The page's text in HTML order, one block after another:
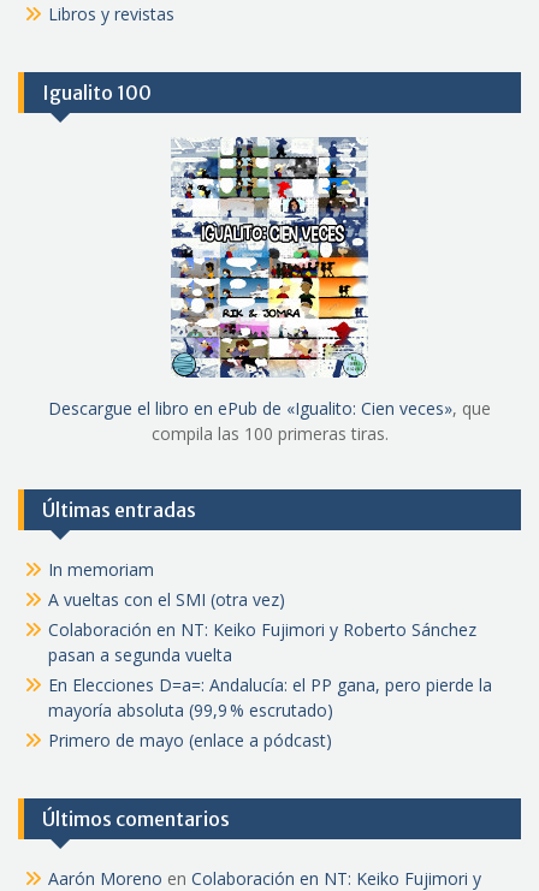
Libros y revistas
Igualito 100
Descargue el libro en ePub de «Igualito: Cien veces», que
compila las 100 primeras tiras.
Últimas entradas
In memoriam
A vueltas con el SMI (otra vez)
Colaboración en NT: Keiko Fujimori y Roberto Sánchez
pasan a segunda vuelta
En Elecciones D=a=: Andalucía: el PP gana, pero pierde la
mayoría absoluta (99,9 % escrutado)
Primero de mayo (enlace a pódcast)
Últimos comentarios
Aarón Moreno en Colaboración en NT: Keiko Fujimori y